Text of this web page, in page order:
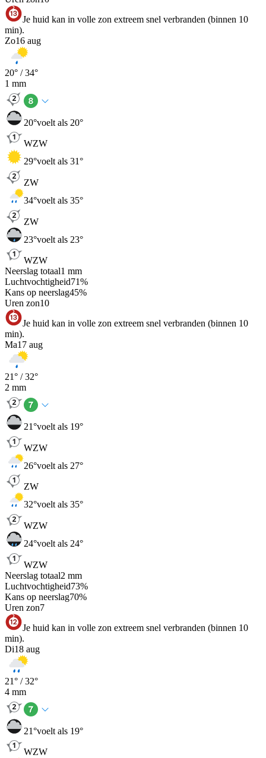
Je huid kan in volle zon extreem snel verbranden (binnen 10
min).
Zo16 aug
20° /34°
1 mm
20°voelt als 20°
WZW
29°voelt als 31°
ZW
34°voelt als 35°
ZW
23°voelt als 23°
WZW
Neerslag totaal1 mm
Luchtvochtigheid71%
Kans op neerslag45%
Uren zon10
Je huid kan in volle zon extreem snel verbranden (binnen 10
min).
Ma17 aug
21° /32°
2 mm
21°voelt als 19°
WZW
26°voelt als 27°
ZW
32°voelt als 35°
WZW
24°voelt als 24°
WZW
Neerslag totaal2 mm
Luchtvochtigheid73%
Kans op neerslag70%
Uren zon7
Je huid kan in volle zon extreem snel verbranden (binnen 10
min).
Di18 aug
21° /32°
4 mm
21°voelt als 19°
WZW